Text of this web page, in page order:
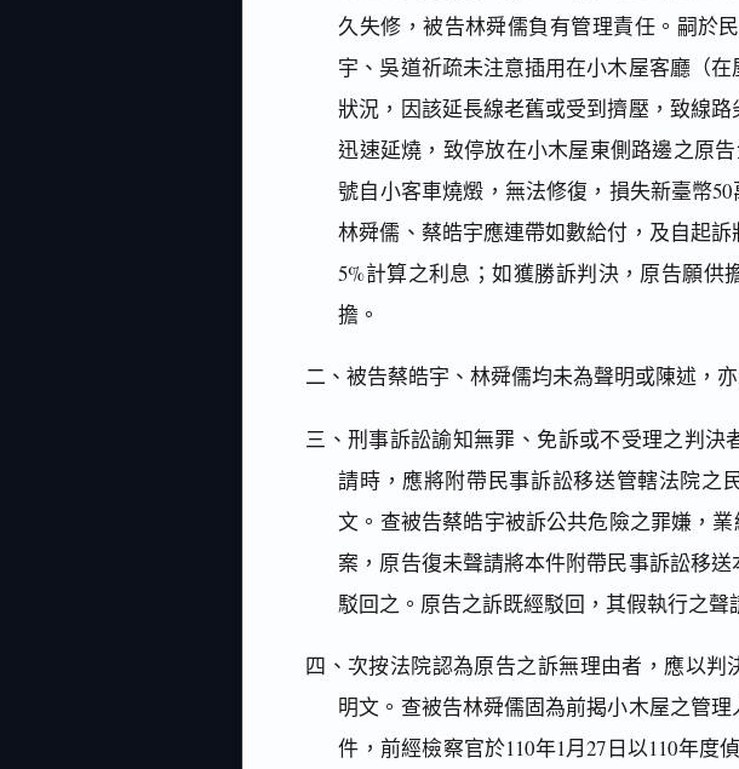
久失修，被告林舜儒負有管理責任。嗣於
宇、吳道祈疏未注意插用在小木屋客廳（
狀況，因該延長線老舊或受到擠壓，致線
迅速延燒，致停放在小木屋東側路邊之原
號自小客車燒燬，無法修復，損失新臺幣
林舜儒、蔡皓宇應連帶如數給付，及自起
5%計算之利息；如獲勝訴判決，原告願供
擔。
二、被告蔡皓宇、林舜儒均未為聲明或陳述，
三、刑事訴訟諭知無罪、免訴或不受理之判
請時，應將附帶民事訴訟移送管轄法院之
文。查被告蔡皓宇被訴公共危險之罪嫌，
案，原告復未聲請將本件附帶民事訴訟移
駁回之。原告之訴既經駁回，其假執行之聲
四、次按法院認為原告之訴無理由者，應以判
明文。查被告林舜儒固為前揭小木屋之管
件，前經檢察官於110年1月27日以110年度